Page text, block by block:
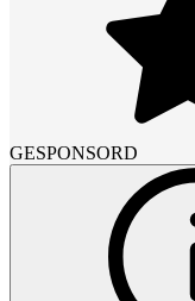
GESPONSORD